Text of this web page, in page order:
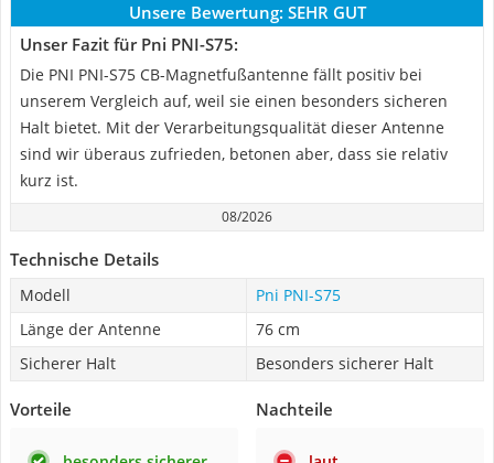
Unsere Bewertung: SEHR GUT
Unser Fazit für Pni PNI-S75:
Die PNI PNI-S75 CB-Magnetfußantenne fällt positiv bei
unserem Vergleich auf, weil sie einen besonders sicheren
Halt bietet. Mit der Verarbeitungsqualität dieser Antenne
sind wir überaus zufrieden, betonen aber, dass sie relativ
kurz ist.
08/2026
Technische Details
Modell
Pni PNI-S75
Länge der Antenne
76 cm
Sicherer Halt
Besonders sicherer Halt
Vorteile Nachteile